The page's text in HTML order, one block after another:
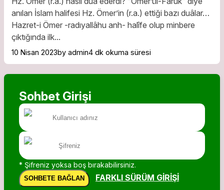
anılan İslam halifesi Hz. Ömer’in (r.a.) ettiği bazı duâlar…
Hazret-i Ömer -radıyallâhu anh- halîfe olup minbere
çıktığında ilk...
10 Nisan 2023by admin4 dk okuma süresi
Sohbet Girişi
* Şifreniz yoksa boş bırakabilirsiniz.
SOHBETE BAĞLAN FARKLI SÜRÜM GIRIŞI